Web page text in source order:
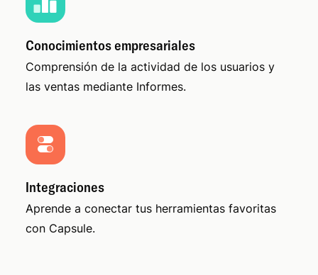
Conocimientos empresariales
Comprensión de la actividad de los usuarios y
las ventas mediante Informes.
Integraciones
Aprende a conectar tus herramientas favoritas
con Capsule.